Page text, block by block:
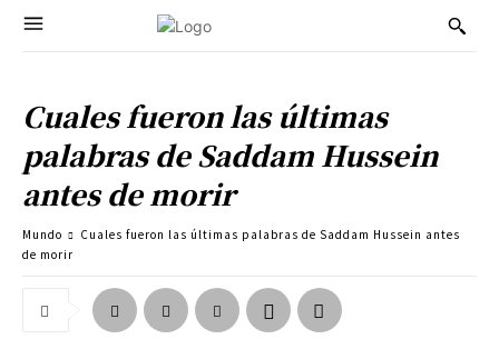
Cuales fueron las últimas
palabras de Saddam Hussein
antes de morir
Mundo
Cuales fueron las últimas palabras de Saddam Hussein antes
de morir